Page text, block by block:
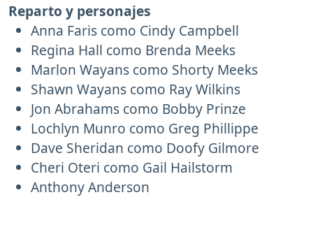
Reparto y personajes
Anna Faris como Cindy Campbell
Regina Hall como Brenda Meeks
Marlon Wayans como Shorty Meeks
Shawn Wayans como Ray Wilkins
Jon Abrahams como Bobby Prinze
Lochlyn Munro como Greg Phillippe
Dave Sheridan como Doofy Gilmore
Cheri Oteri como Gail Hailstorm
Anthony Anderson